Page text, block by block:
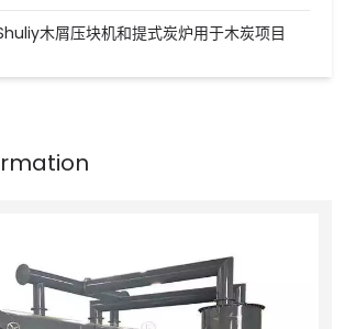
木屑压块机和提式炭炉用于木炭项目